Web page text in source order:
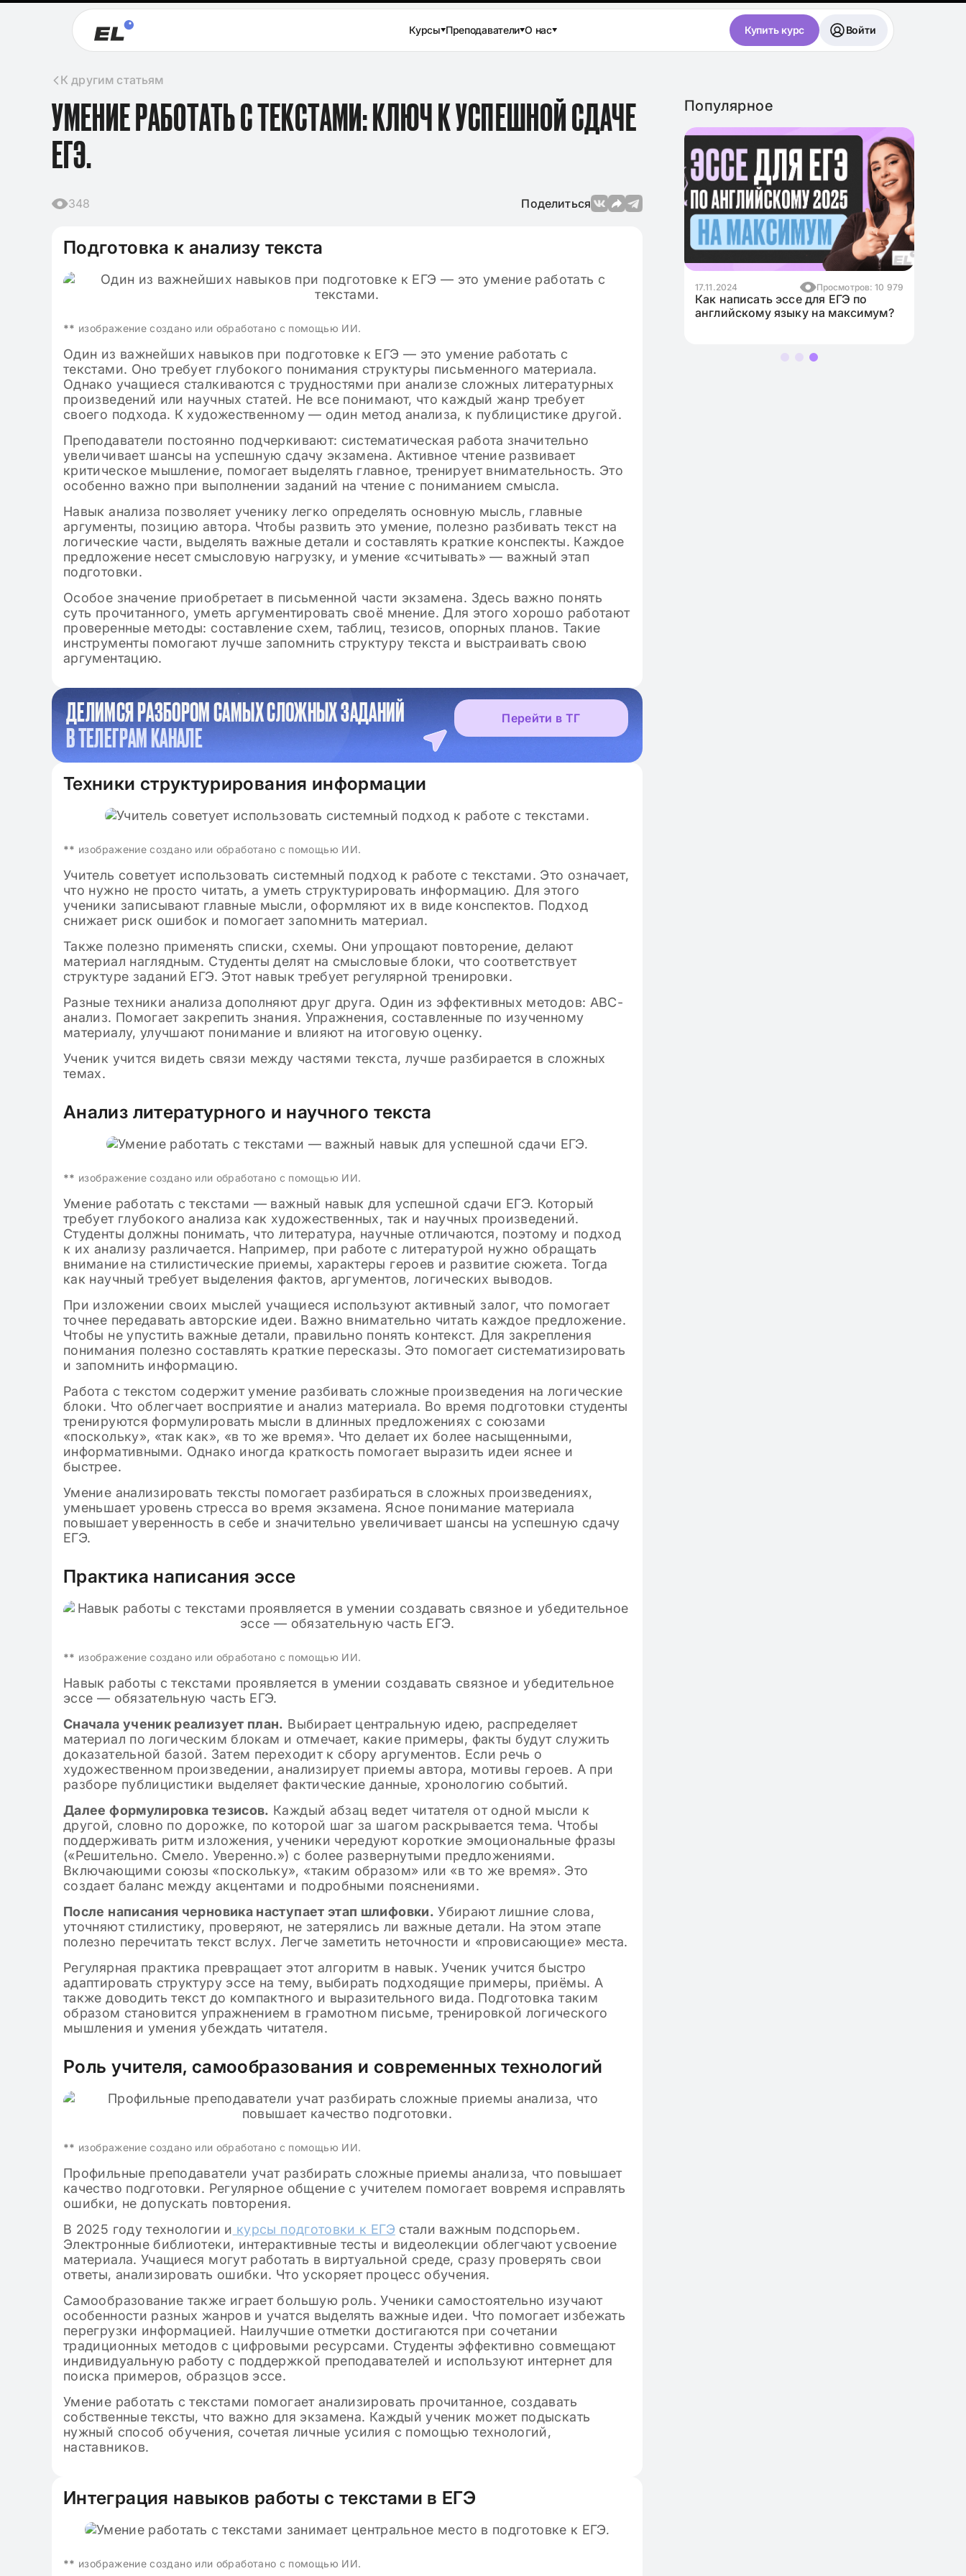
Курсы Преподаватели О нас Купить курс Войти
К другим статьям
УМЕНИЕ РАБОТАТЬ С ТЕКСТАМИ: КЛЮЧ К УСПЕШНОЙ СДАЧЕ
ЕГЭ.
348 Поделиться
Подготовка к анализу текста
** изображение создано или обработано с помощью ИИ.
Один из важнейших навыков при подготовке к ЕГЭ — это умение работать с
текстами. Оно требует глубокого понимания структуры письменного материала.
Однако учащиеся сталкиваются с трудностями при анализе сложных литературных
произведений или научных статей. Не все понимают, что каждый жанр требует
своего подхода. К художественному — один метод анализа, к публицистике другой.
Преподаватели постоянно подчеркивают: систематическая работа значительно
увеличивает шансы на успешную сдачу экзамена. Активное чтение развивает
критическое мышление, помогает выделять главное, тренирует внимательность. Это
особенно важно при выполнении заданий на чтение с пониманием смысла.
Навык анализа позволяет ученику легко определять основную мысль, главные
аргументы, позицию автора. Чтобы развить это умение, полезно разбивать текст на
логические части, выделять важные детали и составлять краткие конспекты. Каждое
предложение несет смысловую нагрузку, и умение «считывать» — важный этап
подготовки.
Особое значение приобретает в письменной части экзамена. Здесь важно понять
суть прочитанного, уметь аргументировать своё мнение. Для этого хорошо работают
проверенные методы: составление схем, таблиц, тезисов, опорных планов. Такие
инструменты помогают лучше запомнить структуру текста и выстраивать свою
аргументацию.
ДЕЛИМСЯ РАЗБОРОМ САМЫХ СЛОЖНЫХ ЗАДАНИЙ
В ТЕЛЕГРАМ КАНАЛЕ
Перейти в ТГ
Техники структурирования информации
** изображение создано или обработано с помощью ИИ.
Учитель советует использовать системный подход к работе с текстами. Это означает,
что нужно не просто читать, а уметь структурировать информацию. Для этого
ученики записывают главные мысли, оформляют их в виде конспектов. Подход
снижает риск ошибок и помогает запомнить материал.
Также полезно применять списки, схемы. Они упрощают повторение, делают
материал наглядным. Студенты делят на смысловые блоки, что соответствует
структуре заданий ЕГЭ. Этот навык требует регулярной тренировки.
Разные техники анализа дополняют друг друга. Один из эффективных методов: АВС-
анализ. Помогает закрепить знания. Упражнения, составленные по изученному
материалу, улучшают понимание и влияют на итоговую оценку.
Ученик учится видеть связи между частями текста, лучше разбирается в сложных
темах.
Анализ литературного и научного текста
** изображение создано или обработано с помощью ИИ.
Умение работать с текстами — важный навык для успешной сдачи ЕГЭ. Который
требует глубокого анализа как художественных, так и научных произведений.
Студенты должны понимать, что литература, научные отличаются, поэтому и подход
к их анализу различается. Например, при работе с литературой нужно обращать
внимание на стилистические приемы, характеры героев и развитие сюжета. Тогда
как научный требует выделения фактов, аргументов, логических выводов.
При изложении своих мыслей учащиеся используют активный залог, что помогает
точнее передавать авторские идеи. Важно внимательно читать каждое предложение.
Чтобы не упустить важные детали, правильно понять контекст. Для закрепления
понимания полезно составлять краткие пересказы. Это помогает систематизировать
и запомнить информацию.
Работа с текстом содержит умение разбивать сложные произведения на логические
блоки. Что облегчает восприятие и анализ материала. Во время подготовки студенты
тренируются формулировать мысли в длинных предложениях с союзами
«поскольку», «так как», «в то же время». Что делает их более насыщенными,
информативными. Однако иногда краткость помогает выразить идеи яснее и
быстрее.
Умение анализировать тексты помогает разбираться в сложных произведениях,
уменьшает уровень стресса во время экзамена. Ясное понимание материала
повышает уверенность в себе и значительно увеличивает шансы на успешную сдачу
ЕГЭ.
Практика написания эссе
** изображение создано или обработано с помощью ИИ.
Навык работы с текстами проявляется в умении создавать связное и убедительное
эссе — обязательную часть ЕГЭ.
Сначала ученик реализует план. Выбирает центральную идею, распределяет
материал по логическим блокам и отмечает, какие примеры, факты будут служить
доказательной базой. Затем переходит к сбору аргументов. Если речь о
художественном произведении, анализирует приемы автора, мотивы героев. А при
разборе публицистики выделяет фактические данные, хронологию событий.
Далее формулировка тезисов. Каждый абзац ведет читателя от одной мысли к
другой, словно по дорожке, по которой шаг за шагом раскрывается тема. Чтобы
поддерживать ритм изложения, ученики чередуют короткие эмоциональные фразы
(«Решительно. Смело. Уверенно.») с более развернутыми предложениями.
Включающими союзы «поскольку», «таким образом» или «в то же время». Это
создает баланс между акцентами и подробными пояснениями.
После написания черновика наступает этап шлифовки. Убирают лишние слова,
уточняют стилистику, проверяют, не затерялись ли важные детали. На этом этапе
полезно перечитать текст вслух. Легче заметить неточности и «провисающие» места.
Регулярная практика превращает этот алгоритм в навык. Ученик учится быстро
адаптировать структуру эссе на тему, выбирать подходящие примеры, приёмы. А
также доводить текст до компактного и выразительного вида. Подготовка таким
образом становится упражнением в грамотном письме, тренировкой логического
мышления и умения убеждать читателя.
Роль учителя, самообразования и современных технологий
** изображение создано или обработано с помощью ИИ.
Профильные преподаватели учат разбирать сложные приемы анализа, что повышает
качество подготовки. Регулярное общение с учителем помогает вовремя исправлять
ошибки, не допускать повторения.
В 2025 году технологии и курсы подготовки к ЕГЭ стали важным подспорьем.
Электронные библиотеки, интерактивные тесты и видеолекции облегчают усвоение
материала. Учащиеся могут работать в виртуальной среде, сразу проверять свои
ответы, анализировать ошибки. Что ускоряет процесс обучения.
Самообразование также играет большую роль. Ученики самостоятельно изучают
особенности разных жанров и учатся выделять важные идеи. Что помогает избежать
перегрузки информацией. Наилучшие отметки достигаются при сочетании
традиционных методов с цифровыми ресурсами. Студенты эффективно совмещают
индивидуальную работу с поддержкой преподавателей и используют интернет для
поиска примеров, образцов эссе.
Умение работать с текстами помогает анализировать прочитанное, создавать
собственные тексты, что важно для экзамена. Каждый ученик может подыскать
нужный способ обучения, сочетая личные усилия с помощью технологий,
наставников.
Интеграция навыков работы с текстами в ЕГЭ
** изображение создано или обработано с помощью ИИ.
Популярное
09.11.2024 Просмотров: 144 933
Клише для итогового сочинения
классе: готовые шаблоны
04.12.2024 Просмотров: 33 862 17.11.2024 Просмотров: 10 979
Как написать эссе для ЕГЭ по
английскому языку на максимум?